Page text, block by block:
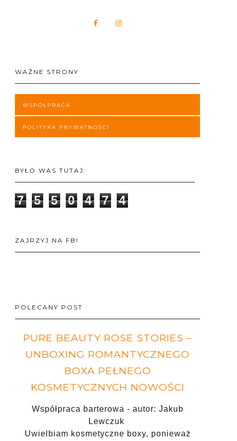
WAŻNE STRONY
WSPÓŁPRACA
POLITYKA PRYWATNOŚCI
BYŁO WAS TUTAJ:
7 5 5 0 4 7 4
ZAJRZYJ NA FB!
POLECANY POST
PURE BEAUTY ROSE STORIES –
UNBOXING ROMANTYCZNEGO
BOXA PEŁNEGO
KOSMETYCZNYCH NOWOŚCI
Współpraca barterowa - autor: Jakub
Lewczuk
Uwielbiam kosmetyczne boxy, ponieważ